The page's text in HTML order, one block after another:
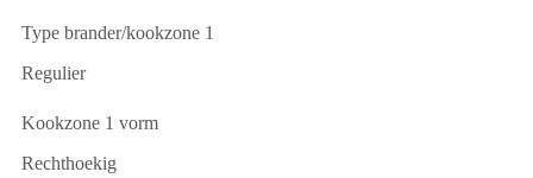
Type brander/kookzone 1
Regulier
Kookzone 1 vorm
Rechthoekig